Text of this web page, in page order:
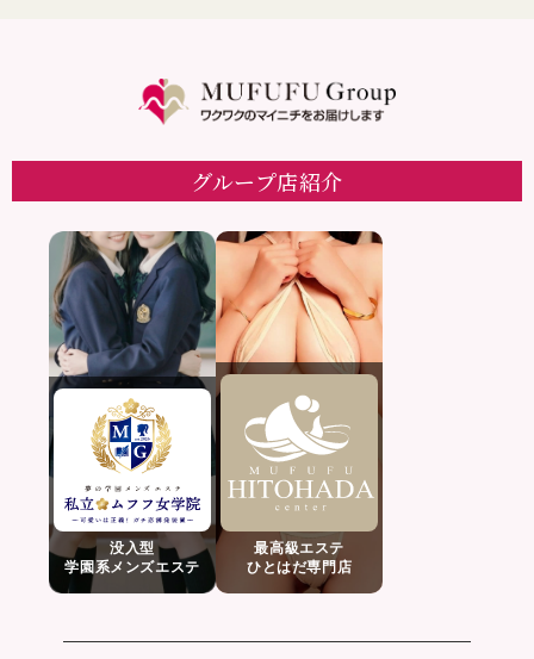
グループ店紹介
没入型
学園系メンズエステ
最高級エステ
ひとはだ専門店